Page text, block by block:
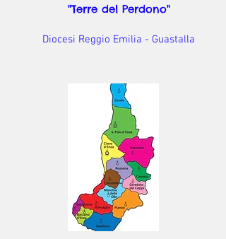
"Terre del Perdono"
Diocesi Reggio Emilia - Guastalla